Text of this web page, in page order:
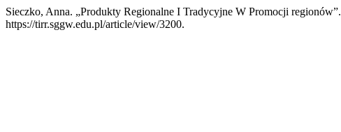
Sieczko, Anna. „Produkty Regionalne I Tradycyjne W Promocji regionów”.
https://tirr.sggw.edu.pl/article/view/3200.